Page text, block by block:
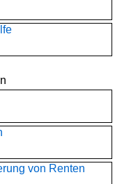
von Renten